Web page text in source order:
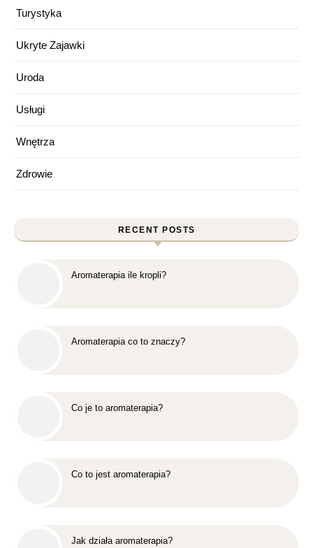
Turystyka
Ukryte Zajawki
Uroda
Usługi
Wnętrza
Zdrowie
RECENT POSTS
Aromaterapia ile kropli?
Aromaterapia co to znaczy?
Co je to aromaterapia?
Co to jest aromaterapia?
Jak działa aromaterapia?